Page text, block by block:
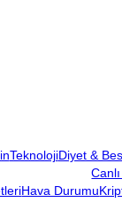
TeknolojiDiyet &
Hava Durumu